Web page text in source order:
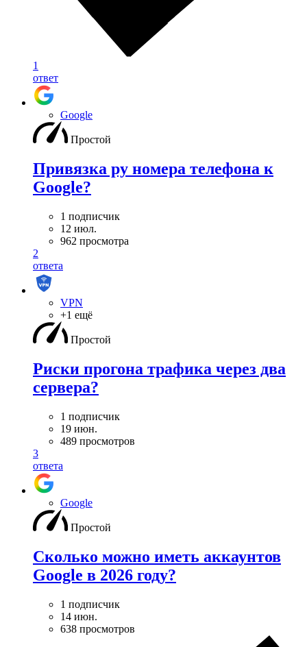
1
ответ
Google
Простой
Привязка ру номера телефона к
Google?
1 подписчик
12 июл.
962 просмотра
2
ответа
VPN
+1 ещё
Простой
Риски прогона трафика через два
сервера?
1 подписчик
19 июн.
489 просмотров
3
ответа
Google
Простой
Сколько можно иметь аккаунтов
Google в 2026 году?
1 подписчик
14 июн.
638 просмотров